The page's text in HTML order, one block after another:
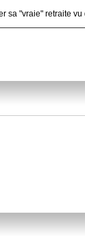
sa "vraie" retraite